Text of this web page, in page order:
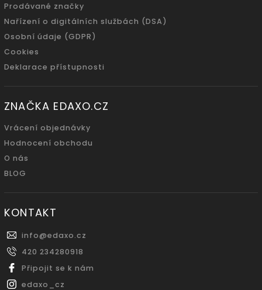
Prodávané značky
Nařízení o digitálních službách (DSA)
Osobní údaje (GDPR)
Cookies
Deklarace přístupnosti
ZNAČKA EDAXO.CZ
Vrácení objednávky
Hodnocení obchodu
O nás
BLOG
KONTAKT
info@edaxo.cz
420 234280918
Připojit se k nám
edaxo_cz